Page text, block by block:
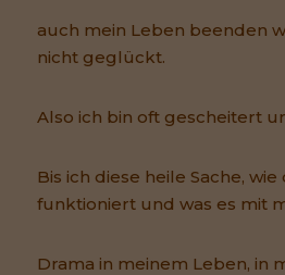
auch mein Leben beenden
nicht geglückt.
Also ich bin oft gescheitert
Bis ich diese heile Sache,
funktioniert und was es mit
Drama in meinem Leben, in